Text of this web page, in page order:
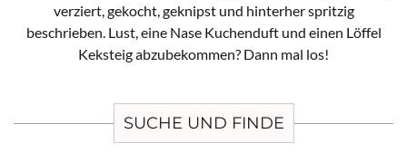
verziert, gekocht, geknipst und hinterher spritzig
beschrieben. Lust, eine Nase Kuchenduft und einen Löffel
Keksteig abzubekommen? Dann mal los!
SUCHE UND FINDE